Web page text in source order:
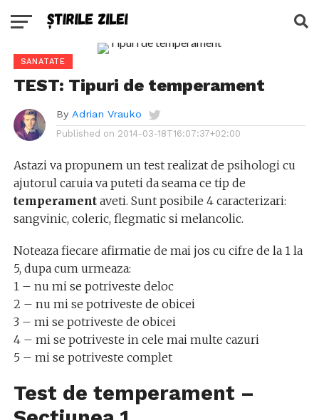
SANATATE
TEST: Tipuri de temperament
By Adrian Vrauko
Published on 2014-03-18T16:07:37+02:00
Astazi va propunem un test realizat de psihologi cu
ajutorul caruia va puteti da seama ce tip de
temperamentaveti. Sunt posibile 4 caracterizari:
sangvinic, coleric, flegmatic si melancolic.
Noteaza fiecare afirmatie de mai jos cu cifre de la 1 la
5, dupa cum urmeaza:
1 – nu mi se potriveste deloc
2 – nu mi se potriveste de obicei
3 – mi se potriveste de obicei
4 – mi se potriveste in cele mai multe cazuri
5 – mi se potriveste complet
Test de temperament –